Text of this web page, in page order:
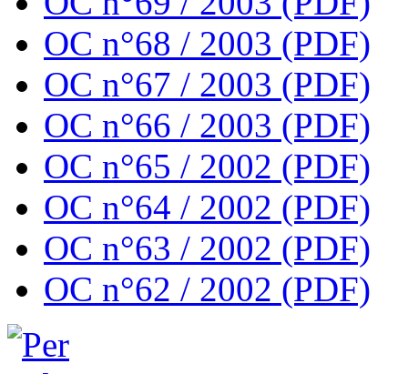
OC n°68 / 2003 (PDF)
OC n°67 / 2003 (PDF)
OC n°66 / 2003 (PDF)
OC n°65 / 2002 (PDF)
OC n°64 / 2002 (PDF)
OC n°63 / 2002 (PDF)
OC n°62 / 2002 (PDF)